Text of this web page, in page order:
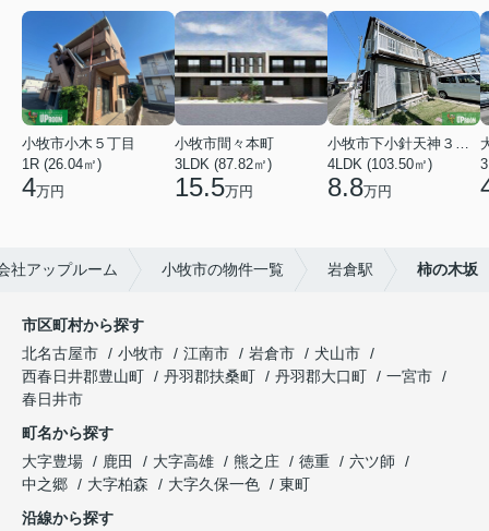
小牧市小木５丁目
1R (26.04㎡)
4万円
小牧市間々本町
3LDK (87.82㎡)
15.5万円
小牧市下小針天神３丁目
4LDK (103.50㎡)
8.8万円
社アップルーム 小牧市の物件一覧 岩倉駅 柿の木坂
市区町村から探す
北名古屋市
小牧市 江南市 岩倉市
犬山市
西春日井郡豊山町
丹羽郡扶桑町 丹羽郡大口町
一宮市
春日井市
町名から探す
大字豊場
鹿田 大字高雄 熊之庄 徳重
六ツ師
中之郷
大字柏森 大字久保一色
東町
沿線から探す